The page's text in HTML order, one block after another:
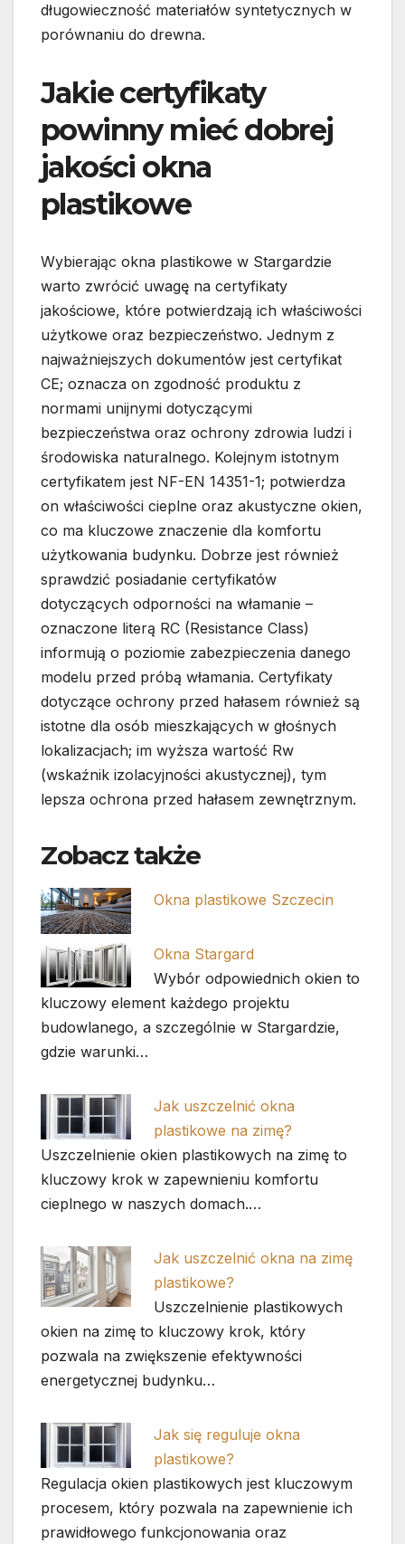
długowieczność materiałów syntetycznych w
porównaniu do drewna.
Jakie certyfikaty
powinny mieć dobrej
jakości okna
plastikowe
Wybierając okna plastikowe w Stargardzie
warto zwrócić uwagę na certyfikaty
jakościowe, które potwierdzają ich właściwości
użytkowe oraz bezpieczeństwo. Jednym z
najważniejszych dokumentów jest certyfikat
CE; oznacza on zgodność produktu z
normami unijnymi dotyczącymi
bezpieczeństwa oraz ochrony zdrowia ludzi i
środowiska naturalnego. Kolejnym istotnym
certyfikatem jest NF-EN 14351-1; potwierdza
on właściwości cieplne oraz akustyczne okien,
co ma kluczowe znaczenie dla komfortu
użytkowania budynku. Dobrze jest również
sprawdzić posiadanie certyfikatów
dotyczących odporności na włamanie –
oznaczone literą RC (Resistance Class)
informują o poziomie zabezpieczenia danego
modelu przed próbą włamania. Certyfikaty
dotyczące ochrony przed hałasem również są
istotne dla osób mieszkających w głośnych
lokalizacjach; im wyższa wartość Rw
(wskaźnik izolacyjności akustycznej), tym
lepsza ochrona przed hałasem zewnętrznym.
Zobacz także
Okna plastikowe Szczecin
Okna Stargard
Wybór odpowiednich okien to
kluczowy element każdego projektu
budowlanego, a szczególnie w Stargardzie,
gdzie warunki…
Jak uszczelnić okna
plastikowe na zimę?
Uszczelnienie okien plastikowych na zimę to
kluczowy krok w zapewnieniu komfortu
cieplnego w naszych domach.…
Jak uszczelnić okna na zimę
plastikowe?
Uszczelnienie plastikowych
okien na zimę to kluczowy krok, który
pozwala na zwiększenie efektywności
energetycznej budynku…
Jak się reguluje okna
plastikowe?
Regulacja okien plastikowych jest kluczowym
procesem, który pozwala na zapewnienie ich
prawidłowego funkcjonowania oraz